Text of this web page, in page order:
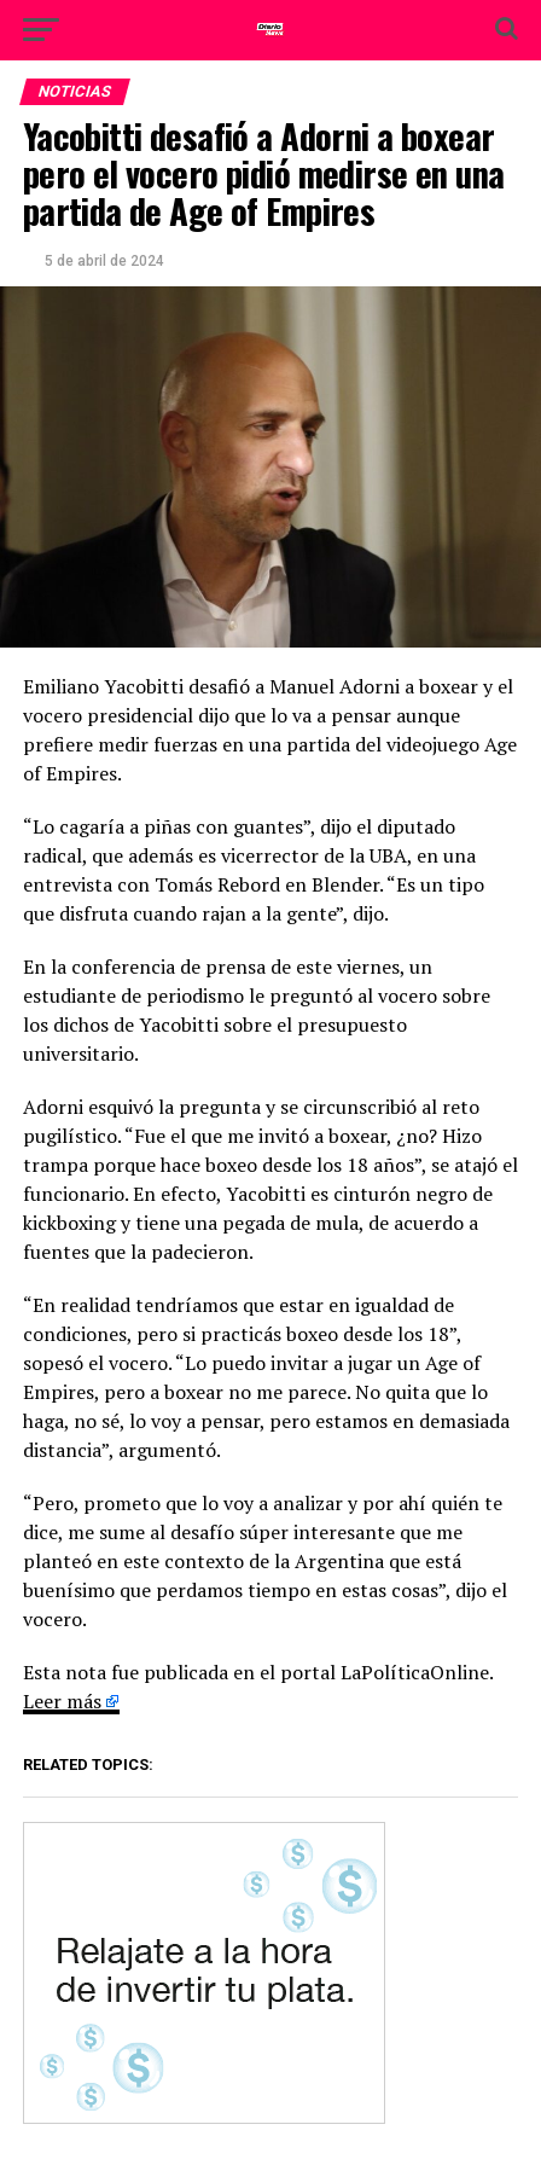
NOTICIAS
Yacobitti desafió a Adorni a boxear
pero el vocero pidió medirse en una
partida de Age of Empires
5 de abril de 2024
Emiliano Yacobitti desafió a Manuel Adorni a boxear y el
vocero presidencial dijo que lo va a pensar aunque
prefiere medir fuerzas en una partida del videojuego Age
of Empires.
“Lo cagaría a piñas con guantes”, dijo el diputado
radical, que además es vicerrector de la UBA, en una
entrevista con Tomás Rebord en Blender. “Es un tipo
que disfruta cuando rajan a la gente”, dijo.
En la conferencia de prensa de este viernes, un
estudiante de periodismo le preguntó al vocero sobre
los dichos de Yacobitti sobre el presupuesto
universitario.
Adorni esquivó la pregunta y se circunscribió al reto
pugilístico. “Fue el que me invitó a boxear, ¿no? Hizo
trampa porque hace boxeo desde los 18 años”, se atajó el
funcionario. En efecto, Yacobitti es cinturón negro de
kickboxing y tiene una pegada de mula, de acuerdo a
fuentes que la padecieron.
“En realidad tendríamos que estar en igualdad de
condiciones, pero si practicás boxeo desde los 18”,
sopesó el vocero. “Lo puedo invitar a jugar un Age of
Empires, pero a boxear no me parece. No quita que lo
haga, no sé, lo voy a pensar, pero estamos en demasiada
distancia”, argumentó.
“Pero, prometo que lo voy a analizar y por ahí quién te
dice, me sume al desafío súper interesante que me
planteó en este contexto de la Argentina que está
buenísimo que perdamos tiempo en estas cosas”, dijo el
vocero.
Esta nota fue publicada en el portal LaPolíticaOnline.
Leer más
RELATED TOPICS: